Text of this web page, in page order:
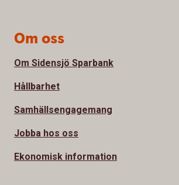
Om oss
Om Sidensjö Sparbank
Hållbarhet
Samhällsengagemang
Jobba hos oss
Ekonomisk information